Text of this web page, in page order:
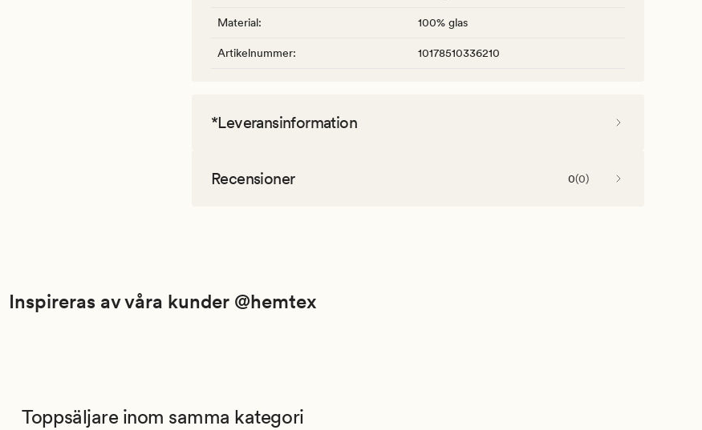
Material: 100% glas
Artikelnummer: 10178510336210
*Leveransinformation
Recensioner 0(0)
Inspireras av våra kunder @hemtex
Toppsäljare inom samma kategori